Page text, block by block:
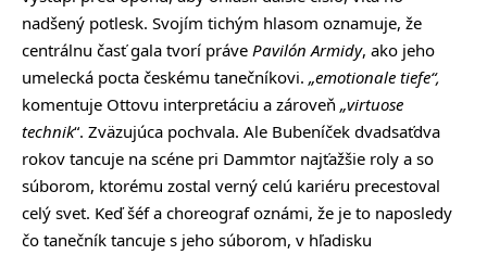
nadšený potlesk. Svojím tichým hlasom oznamuje, že
centrálnu časť gala tvorí práve Pavilón Armidy, ako jeho
umelecká pocta českému tanečníkovi. „emotionale tiefe“,
komentuje Ottovu interpretáciu a zároveň „virtuose
technik“. Zväzujúca pochvala. Ale Bubeníček dvadsaťdva
rokov tancuje na scéne pri Dammtor najťažšie roly a so
súborom, ktorému zostal verný celú kariéru precestoval
celý svet. Keď šéf a choreograf oznámi, že je to naposledy
čo tanečník tancuje s jeho súborom, v hľadisku